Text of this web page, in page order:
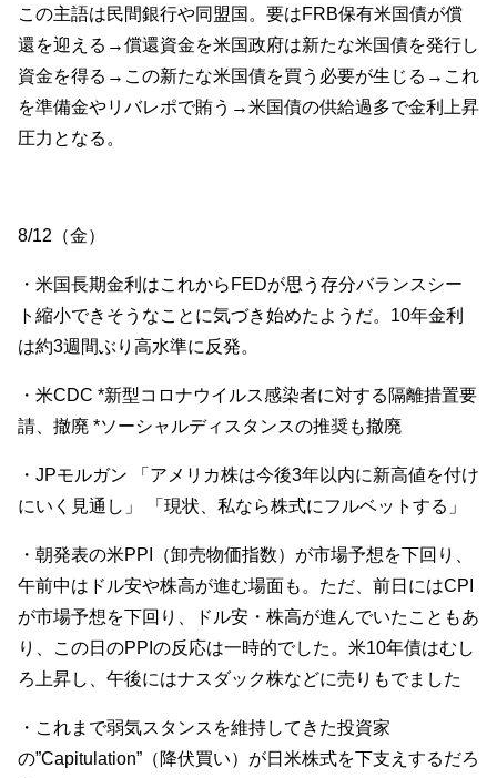
この主語は民間銀行や同盟国。要はFRB保有米国債が償
還を迎える→償還資金を米国政府は新たな米国債を発行し
資金を得る→この新たな米国債を買う必要が生じる→これ
を準備金やリバレポで賄う→米国債の供給過多で金利上昇
圧力となる。
8/12（金）
・米国長期金利はこれからFEDが思う存分バランスシー
ト縮小できそうなことに気づき始めたようだ。10年金利
は約3週間ぶり高水準に反発。
・米CDC *新型コロナウイルス感染者に対する隔離措置要
請、撤廃 *ソーシャルディスタンスの推奨も撤廃
・JPモルガン 「アメリカ株は今後3年以内に新高値を付け
にいく見通し」 「現状、私なら株式にフルベットする」
・朝発表の米PPI（卸売物価指数）が市場予想を下回り、
午前中はドル安や株高が進む場面も。ただ、前日にはCPI
が市場予想を下回り、ドル安・株高が進んでいたこともあ
り、この日のPPIの反応は一時的でした。米10年債はむし
ろ上昇し、午後にはナスダック株などに売りもでました
・ これまで弱気スタンスを維持してきた投資家
の”Capitulation”（降伏買い）が日米株式を下支えするだろ